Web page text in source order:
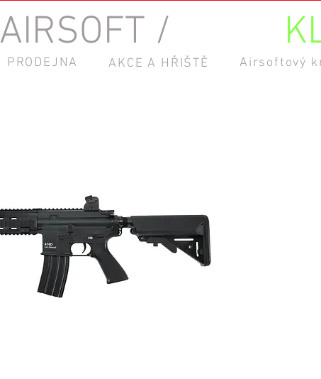
AIRSOFT /
PRODEJNA AKCE A HŘIŠTĚ Airsoftový